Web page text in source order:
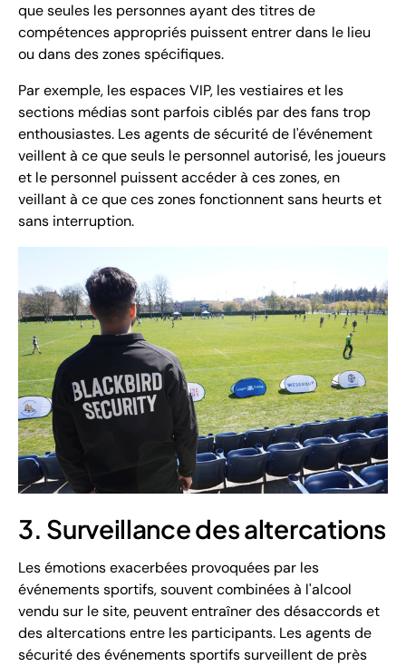
que seules les personnes ayant des titres de
compétences appropriés puissent entrer dans le lieu
ou dans des zones spécifiques.
Par exemple, les espaces VIP, les vestiaires et les
sections médias sont parfois ciblés par des fans trop
enthousiastes. Les agents de sécurité de l'événement
veillent à ce que seuls le personnel autorisé, les joueurs
et le personnel puissent accéder à ces zones, en
veillant à ce que ces zones fonctionnent sans heurts et
sans interruption.
3. Surveillance des altercations
Les émotions exacerbées provoquées par les
événements sportifs, souvent combinées à l'alcool
vendu sur le site, peuvent entraîner des désaccords et
des altercations entre les participants. Les agents de
sécurité des événements sportifs surveillent de près